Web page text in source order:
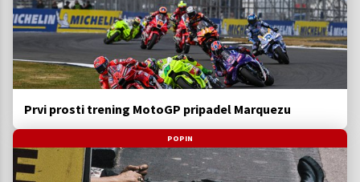
Prvi prosti trening MotoGP pripadel Marquezu
POPIN